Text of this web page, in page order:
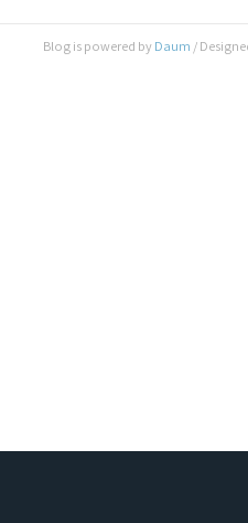
해 살펴 보도
적용하여 사
Blog is powered by Daum /